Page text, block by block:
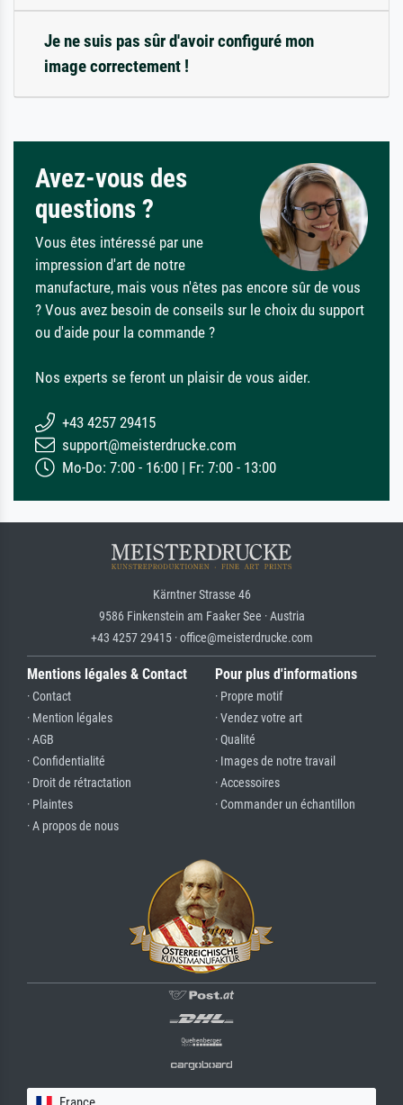
Je ne suis pas sûr d'avoir configuré mon
image correctement !
Avez-vous des
questions ?
Vous êtes intéressé par une
impression d'art de notre
manufacture, mais vous n'êtes pas encore sûr de vous
? Vous avez besoin de conseils sur le choix du support
ou d'aide pour la commande ?
Nos experts se feront un plaisir de vous aider.
+43 4257 29415
support@meisterdrucke.com
Mo-Do: 7:00 - 16:00 | Fr: 7:00 - 13:00
Kärntner Strasse 46
9586 Finkenstein am Faaker See · Austria
+43 4257 29415 · office@meisterdrucke.com
Mentions légales & Contact
· Contact
· Mention légales
· AGB
· Confidentialité
· Droit de rétractation
· Plaintes
· A propos de nous
Pour plus d'informations
· Propre motif
· Vendez votre art
· Qualité
· Images de notre travail
· Accessoires
· Commander un échantillon